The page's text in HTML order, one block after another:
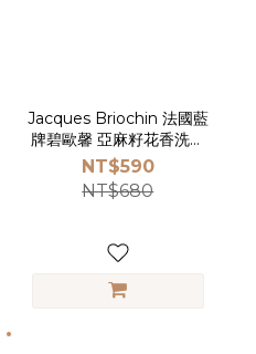
Jacques Briochin 法國藍
牌碧歐馨 亞麻籽花香洗衣
精 2.27L
NT$590
NT$680